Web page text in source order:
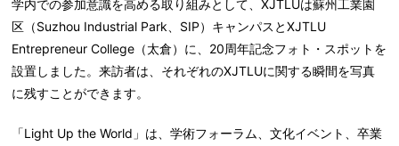
学内での参加意識を高める取り組みとして、XJTLUは蘇州工業園
区（Suzhou Industrial Park SIP）キャンパスとXJTLU
Entrepreneur College （太倉）に、 20周年記念フォト・スポットを
設置しました。来訪者は、それぞれのXJTLUに関する瞬間を写真
に残すことができます。
「Light Up the World 」は、学術フォーラム、文化イベント、卒業